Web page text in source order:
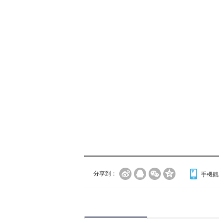
分享到： 手機